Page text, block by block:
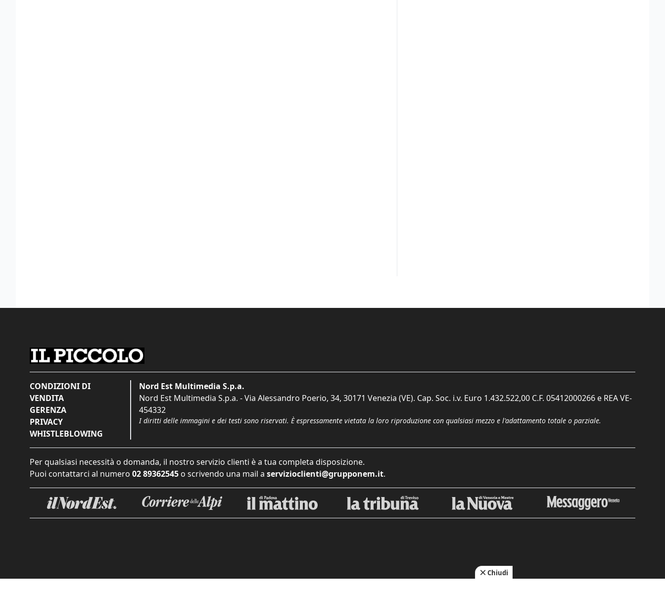
CONDIZIONI DI
VENDITA
GERENZA
PRIVACY
WHISTLEBLOWING
Nord Est Multimedia S.p.a.
Nord Est Multimedia S.p.a. - Via Alessandro Poerio, 34, 30171 Venezia (VE). Cap. Soc. i.v. Euro 1.432.522,00 C.F. 05412000266 e REA VE-
454332
I diritti delle immagini e dei testi sono riservati. È espressamente vietata la loro riproduzione con qualsiasi mezzo e l'adattamento totale o parziale.
Per qualsiasi necessità o domanda, il nostro servizio clienti è a tua completa disposizione.
Puoi contattarci al numero 02 89362545 o scrivendo una mail a servizioclienti@grupponem.it.
Chiudi